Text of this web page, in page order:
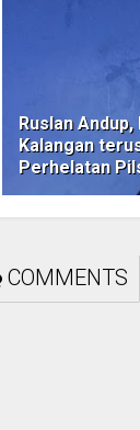
Ruslan
Kalangan
Perhelatan
COMMENTS